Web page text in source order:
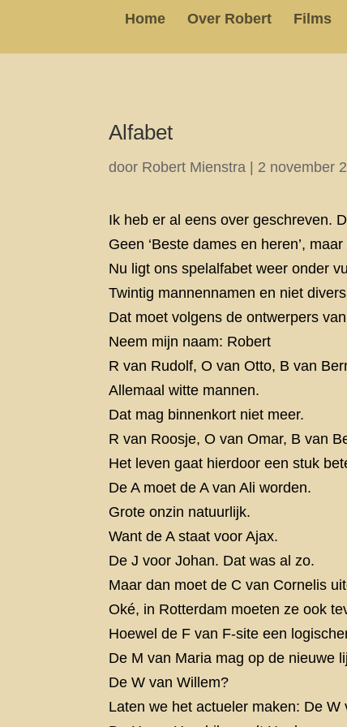
Home Over Robert Films
Alfabet
door Robert Mienstra | 2 november
Ik heb er al eens over geschreven.
Geen ‘Beste dames en heren’, maar
Nu ligt ons spelalfabet weer onder
Twintig mannennamen en niet
Dat moet volgens de ontwerpers
Neem mijn naam: Robert
R van Rudolf, O van Otto, B van
Allemaal witte mannen.
Dat mag binnenkort niet meer.
R van Roosje, O van Omar, B van
Het leven gaat hierdoor een stuk
De A moet de A van Ali worden.
Grote onzin natuurlijk.
Want de A staat voor Ajax.
De J voor Johan. Dat was al zo.
Maar dan moet de C van Cornelis
Oké, in Rotterdam moeten ze ook
Hoewel de F van F-site een
De M van Maria mag op de nieuwe
De W van Willem?
Laten we het actueler maken: De W